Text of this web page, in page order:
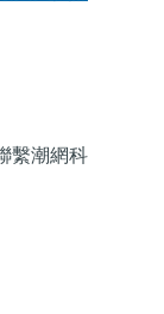
繫潮網科